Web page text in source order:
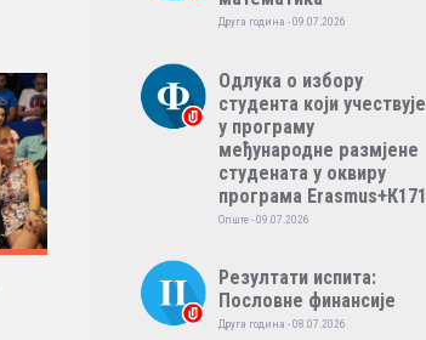
Друга година - 09.07.2026
Одлука о избору
студента који учествује
у програму
међународне размјене
студената у оквиру
програма Erasmus+К171
Опште - 09.07.2026
Резултати испита:
Пословне финансије
Друга година - 08.07.2026